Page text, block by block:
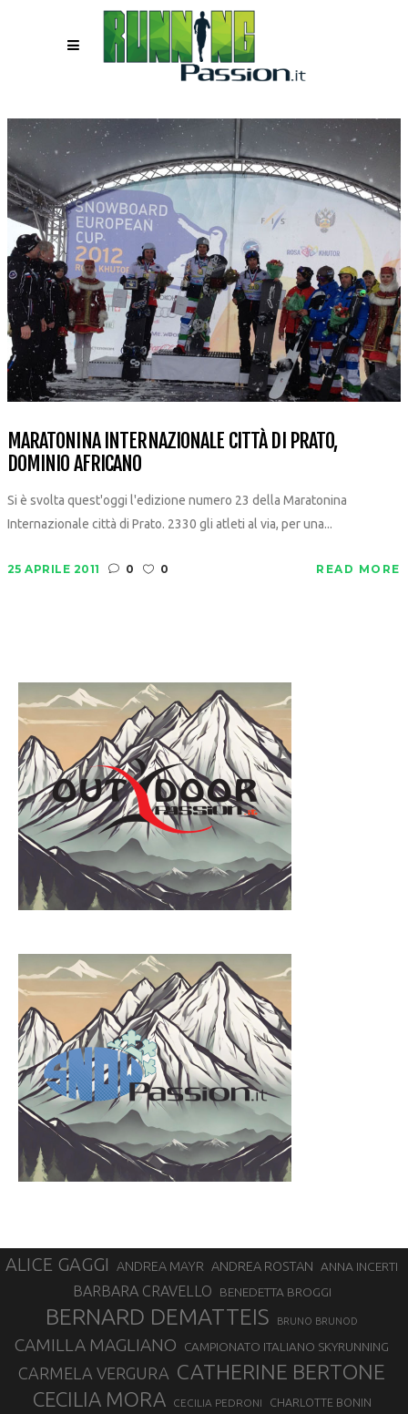
MARATONINA INTERNAZIONALE CITTÀ DI PRATO,
DOMINIO AFRICANO
Si è svolta quest'oggi l'edizione numero 23 della Maratonina
Internazionale città di Prato. 2330 gli atleti al via, per una...
25 APRILE 2011 0 0 READ MORE
ALICE GAGGI ANDREA MAYR ANDREA ROSTAN ANNA INCERTI
BARBARA CRAVELLO BENEDETTA BROGGI
BERNARD DEMATTEIS BRUNO BRUNOD
CAMILLA MAGLIANO CAMPIONATO ITALIANO SKYRUNNING
CARMELA VERGURA CATHERINE BERTONE
CECILIA MORA CECILIA PEDRONI CHARLOTTE BONIN